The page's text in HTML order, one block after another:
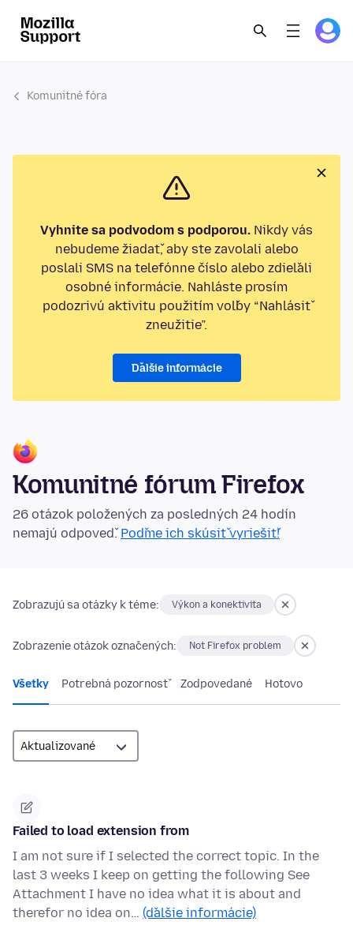
Komunitné fóra
Vyhnite sa podvodom s podporou. Nikdy vás
nebudeme žiadať, aby ste zavolali alebo
poslali SMS na telefónne číslo alebo zdieľali
osobné informácie. Nahláste prosím
podozrivú aktivitu použitím voľby “Nahlásiť
zneužitie”.
Ďalšie informácie
Komunitné fórum Firefox
26 otázok položených za posledných 24 hodín
nemajú odpoveď.Poďme ich skúsiť vyriešiť!
Zobrazujú sa otázky k téme: Výkon a konektivita
Zobrazenie otázok označených: Not Firefox problem
Všetky Potrebná pozornosť Zodpovedané Hotovo
Failed to load extension from
I am not sure if I selected the correct topic. In the
last 3 weeks I keep on getting the following See
Attachment I have no idea what it is about and
therefor no idea on… (ďalšie informácie)